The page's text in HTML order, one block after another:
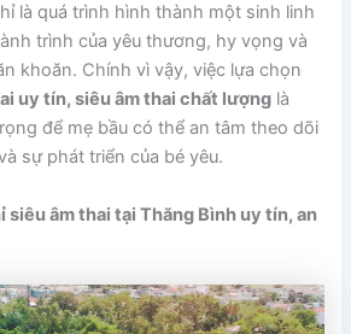
là quá trình hình thành một sinh linh
trình của yêu thương, hy vọng và
khoăn. Chính vì vậy, việc lựa chọn
uy tín, siêu âm thai chất lượng là
để mẹ bầu có thể an tâm theo dõi
sự phát triển của bé yêu.
siêu âm thai tại Thăng Bình uy tín, an